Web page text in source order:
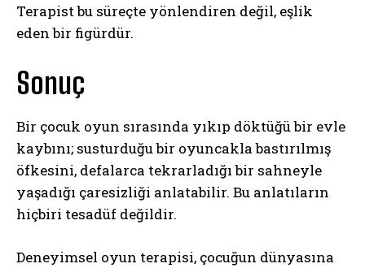
Terapist bu süreçte yönlendiren değil, eşlik
eden bir figürdür.
Sonuç
Bir çocuk oyun sırasında yıkıp döktüğü bir evle
kaybını; susturduğu bir oyuncakla bastırılmış
öfkesini, defalarca tekrarladığı bir sahneyle
yaşadığı çaresizliği anlatabilir. Bu anlatıların
hiçbiri tesadüf değildir.
Deneyimsel oyun terapisi, çocuğun dünyasına